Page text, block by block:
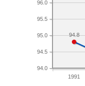
1991
94.0
94.5
95.0
95.5
96.0
94.8